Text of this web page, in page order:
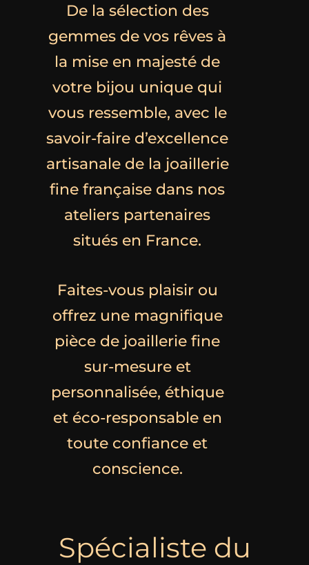
De la sélection des
gemmes de vos rêves à
la mise en majesté de
votre bijou unique qui
vous ressemble, avec le
savoir-faire d’excellence
artisanale de la joaillerie
fine française dans nos
ateliers partenaires
situés en France.
Faites-vous plaisir ou
offrez une magnifique
pièce de joaillerie fine
sur-mesure et
personnalisée, éthique
et éco-responsable en
toute confiance et
conscience.
Spécialiste du